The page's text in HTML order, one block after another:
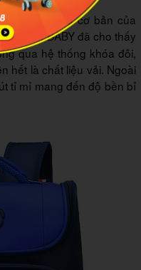
ứng nhu cầu cơ bản của
1
, SM BABY đã cho thấy
qua hệ thống khóa đôi,
hết là chất liệu vải. Ngoài
tỉ mỉ mang đến độ bền bỉ